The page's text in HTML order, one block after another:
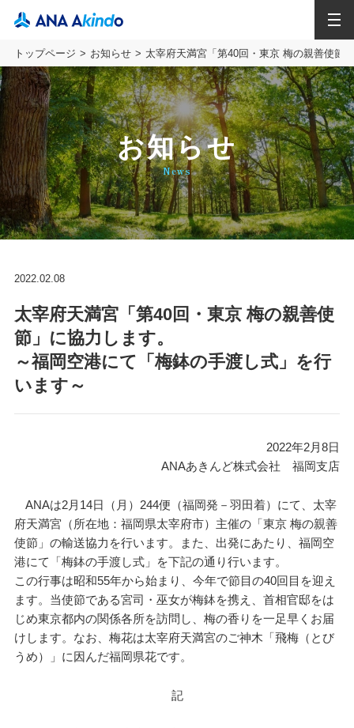
トップページ お知らせ 太宰府天満宮「第40回・東京 梅の親善使節
お知らせ
News
2022.02.08
太宰府天満宮「第40回・東京 梅の親善使
節」に協力します。
～福岡空港にて「梅鉢の手渡し式」を行
います～
2022年2月8日
ANAあきんど株式会社 福岡支店
ANAは2月14日（月）244便（福岡発－羽田着）にて、太宰
府天満宮（所在地：福岡県太宰府市）主催の「東京 梅の親善
使節」の輸送協力を行います。また、出発にあたり、福岡空
港にて「梅鉢の手渡し式」を下記の通り行います。
この行事は昭和55年から始まり、今年で節目の40回目を迎え
ます。当使節である宮司・巫女が梅鉢を携え、首相官邸をは
じめ東京都内の関係各所を訪問し、梅の香りを一足早くお届
けします。なお、梅花は太宰府天満宮のご神木「飛梅（とび
うめ）」に因んだ福岡県花です。
記